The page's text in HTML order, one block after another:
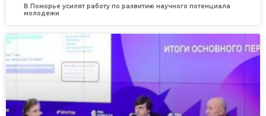
В Поморье усилят работу по развитию научного потенциала
молодежи